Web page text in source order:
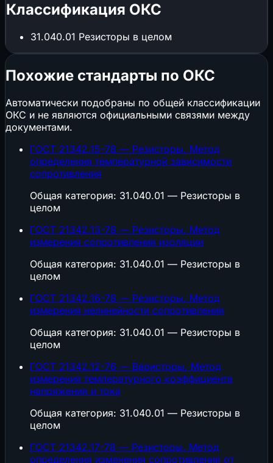
Классификация ОКС
31.040.01 Резисторы в целом
Похожие стандарты по ОКС
Автоматически подобраны по общей классификации
ОКС и не являются официальными связями между
документами.
ГОСТ 21342.15-78 — Резисторы. Метод
определения температурной зависимости
сопротивления
Общая категория: 31.040.01 — Резисторы в
целом
ГОСТ 21342.13-78 — Резисторы. Метод
измерения сопротивления изоляции
Общая категория: 31.040.01 — Резисторы в
целом
ГОСТ 21342.16-78 — Резисторы. Метод
измерения нелинейности сопротивления
Общая категория: 31.040.01 — Резисторы в
целом
ГОСТ 21342.12-76 — Варисторы. Метод
измерения температурного коэффициента
напряжения и тока
Общая категория: 31.040.01 — Резисторы в
целом
ГОСТ 21342.17-78 — Резисторы. Метод
определения изменения сопротивления от